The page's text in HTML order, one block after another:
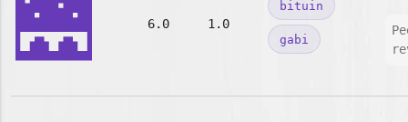
🌉 6.0 1.0
bituin
gabi